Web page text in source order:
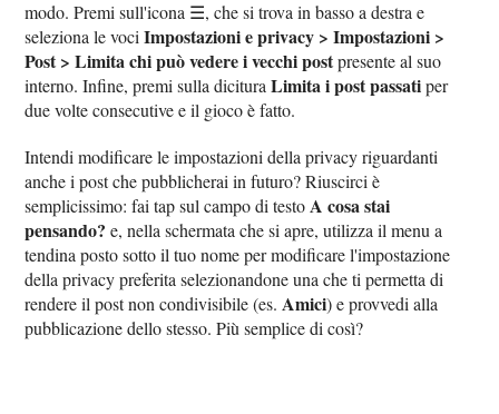
modo. Premi sull'icona ☰, che si trova in basso a destra e
seleziona le vociImpostazioni e privacy > Impostazioni >
Post > Limita chi può vedere i vecchi postpresente al suo
interno. Infine, premi sulla dicituraLimita i post passatiper
due volte consecutive e il gioco è fatto.
Intendi modificare le impostazioni della privacy riguardanti
anche i post che pubblicherai in futuro? Riuscirci è
semplicissimo: fai tap sul campo di testo A cosa stai
pensando? e, nella schermata che si apre, utilizza il menu a
tendina posto sotto il tuo nome per modificare l'impostazione
della privacy preferita selezionandone una che ti permetta di
rendere il post non condivisibile (es. Amici) e provvedi alla
pubblicazione dello stesso. Più semplice di così?